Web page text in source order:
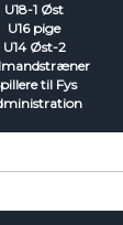
U18-1 Øst
U16 pige
U14 Øst-2
til Fys